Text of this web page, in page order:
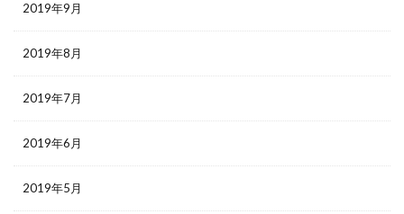
2019年9月
2019年8月
2019年7月
2019年6月
2019年5月